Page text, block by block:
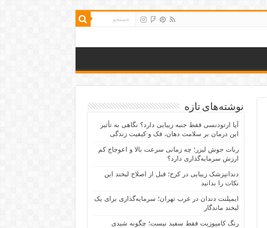
نوشته‌های تازه
آیا ارتودنسی فقط جنبه زیبایی دارد؟ نگاهی به تأثیر
این درمان بر سلامت دهان، فک و کیفیت زندگی
ربات جوش لیزر؛ چه زمانی سرعت بالا و اعوجاج کم
ارزش سرمایه‌گذاری دارد؟
دندانپزشک زیبایی در کرج؛ قبل از اصلاح لبخند این
نکات را بدانید
ایمپلنت دندان در غرب تهران؛ سرمایه‌گذاری برای یک
لبخند ماندگار
رنگ کامپوزیت فقط سفید نیست؛ چگونه شیدی